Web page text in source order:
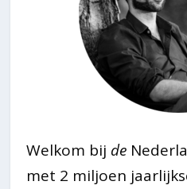
Welkom bij de
met 2 miljoen